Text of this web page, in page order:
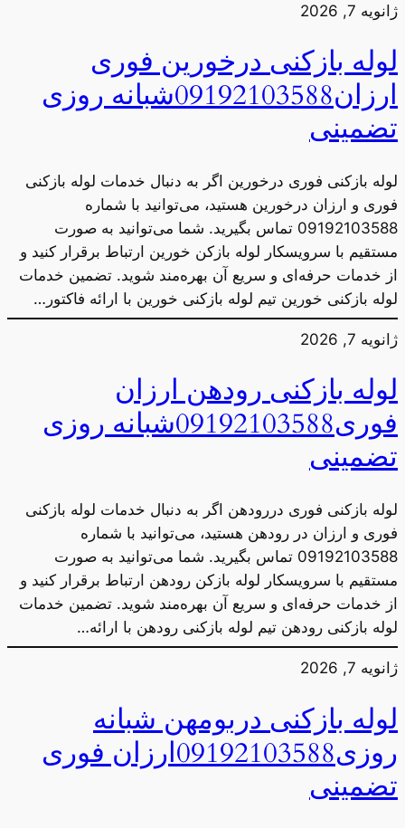
ژانویه 7, 2026
لوله بازکنی درخورین فوری
ارزان09192103588شبانه روزی
تضمینی
لوله بازکنی فوری درخورین اگر به دنبال خدمات لوله بازکنی
فوری و ارزان درخورین هستید، می‌توانید با شماره
09192103588 تماس بگیرید. شما می‌توانید به صورت
مستقیم با سرویسکار لوله بازکن خورین ارتباط برقرار کنید و
از خدمات حرفه‌ای و سریع آن بهره‌مند شوید. تضمین خدمات
لوله بازکنی خورین تیم لوله بازکنی خورین با ارائه فاکتور…
ژانویه 7, 2026
لوله بازکنی رودهن ارزان
فوری09192103588شبانه روزی
تضمینی
لوله بازکنی فوری دررودهن اگر به دنبال خدمات لوله بازکنی
فوری و ارزان در رودهن هستید، می‌توانید با شماره
09192103588 تماس بگیرید. شما می‌توانید به صورت
مستقیم با سرویسکار لوله بازکن رودهن ارتباط برقرار کنید و
از خدمات حرفه‌ای و سریع آن بهره‌مند شوید. تضمین خدمات
لوله بازکنی رودهن تیم لوله بازکنی رودهن با ارائه…
ژانویه 7, 2026
لوله بازکنی دربومهن شبانه
روزی09192103588ارزان فوری
تضمینی